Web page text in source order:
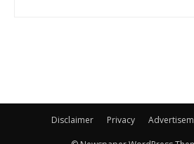
Disclaimer Privacy